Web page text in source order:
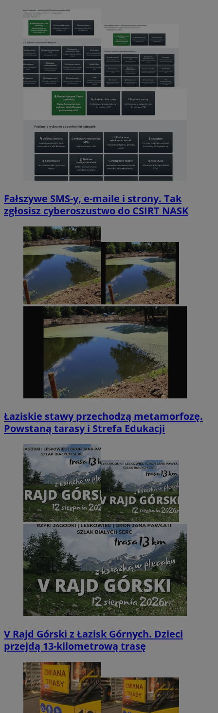
Fałszywe SMS-y, e-maile i strony. Tak
zgłosisz cyberoszustwo do CSIRT NASK
Łaziskie stawy przechodzą metamorfozę.
Powstaną tarasy i Strefa Edukacji
V Rajd Górski z Łazisk Górnych. Dzieci
przejdą 13-kilometrową trasę